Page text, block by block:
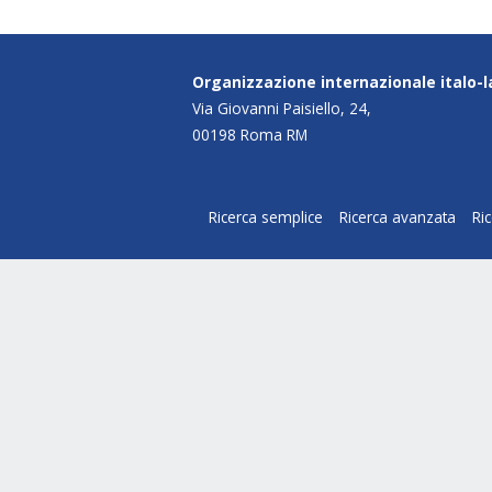
Organizzazione internazionale italo-
Via Giovanni Paisiello, 24,
00198 Roma RM
Ricerca semplice Ricerca avanzata